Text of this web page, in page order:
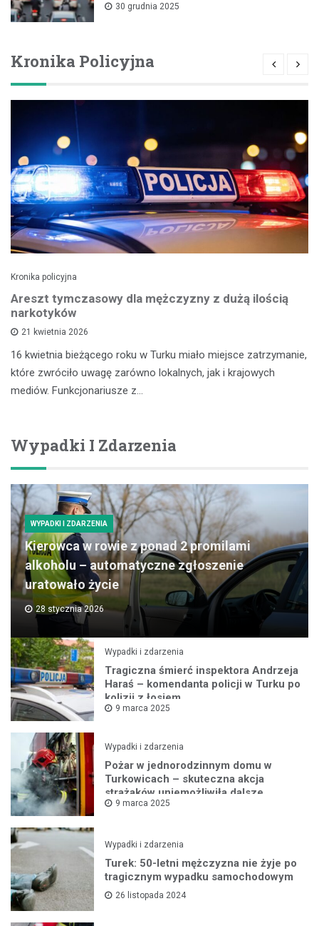
30 grudnia 2025
Kronika Policyjna
Kronika policyjna
Areszt tymczasowy dla mężczyzny z dużą ilością
narkotyków
21 kwietnia 2026
16 kwietnia bieżącego roku w Turku miało miejsce zatrzymanie,
które zwróciło uwagę zarówno lokalnych, jak i krajowych
mediów. Funkcjonariusze z…
Wypadki I Zdarzenia
WYPADKI I ZDARZENIA
Kierowca w rowie z ponad 2 promilami
alkoholu – automatyczne zgłoszenie
uratowało życie
28 stycznia 2026
Wypadki i zdarzenia
Tragiczna śmierć inspektora Andrzeja
Haraś – komendanta policji w Turku po
kolizji z łosiem
9 marca 2025
Wypadki i zdarzenia
Pożar w jednorodzinnym domu w
Turkowicach – skuteczna akcja
strażaków uniemożliwiła dalsze
rozprzestrzenianie się ognia
9 marca 2025
Wypadki i zdarzenia
Turek: 50-letni mężczyzna nie żyje po
tragicznym wypadku samochodowym
26 listopada 2024